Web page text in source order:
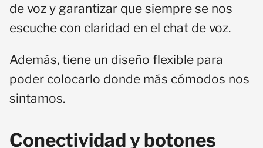
de voz y garantizar que siempre se nos
escuche con claridad en el chat de voz.
Además, tiene un diseño flexible para
poder colocarlo donde más cómodos nos
sintamos.
Conectividad y botones